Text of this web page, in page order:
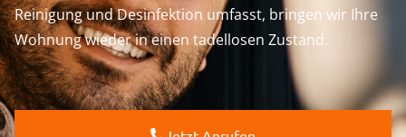
Reinigung und Desinfektion umfasst, bringen wir Ihre
Wohnung wieder in einen tadellosen Zustand.